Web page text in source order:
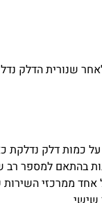
שנורית הדלק נדלקת
דלק נדלקת כאשר
בהתאם למספר רב
ממרכזי השירות